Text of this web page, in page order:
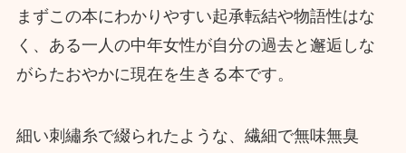
まずこの本にわかりやすい起承転結や物語性はな
く、ある一人の中年女性が自分の過去と邂逅しな
がらたおやかに現在を生きる本です。
細い刺繡糸で綴られたような、繊細で無味無臭